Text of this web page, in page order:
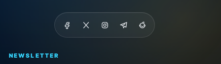
NEWSLETTER